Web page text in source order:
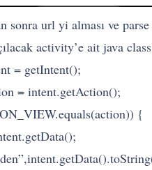
sonra url yi alması ve
activity’e ait java
= getIntent();
= intent.getAction();
{